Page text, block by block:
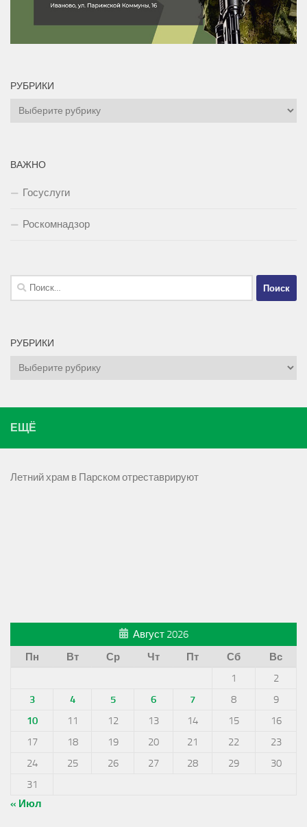
РУБРИКИ
Рубрики
ВАЖНО
Госуслуги
Роскомнадзор
Найти:
РУБРИКИ
Рубрики
ЕЩЁ
Летний храм в Парском отреставрируют
Август 2026
Пн
Вт Ср Чт Пт Сб
Вс
1
2
3
4 5 6 7 8
9
10
11 12 13 14 15
16
17
18 19 20 21 22
23
24
25 26 27 28 29
30
31
« Июл